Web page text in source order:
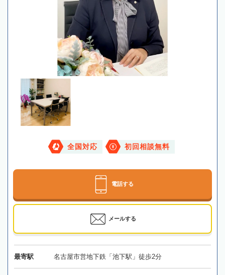
全国対応 初回相談無料
電話する
メールする
最寄駅 名古屋市営地下鉄「池下駅」徒歩2分